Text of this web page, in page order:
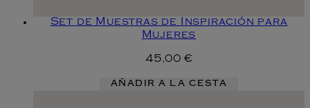
Set de Muestras de Inspiración para
Mujeres
45,00 €
AÑADIR A LA CESTA